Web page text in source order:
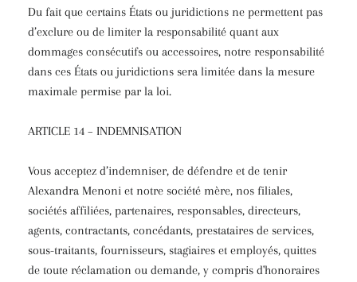
Du fait que certains États ou juridictions ne permettent pas
d’exclure ou de limiter la responsabilité quant aux
dommages consécutifs ou accessoires, notre responsabilité
dans ces États ou juridictions sera limitée dans la mesure
maximale permise par la loi.
ARTICLE 14 – INDEMNISATION
Vous acceptez d’indemniser, de défendre et de tenir
Alexandra Menoni et notre société mère, nos filiales,
sociétés affiliées, partenaires, responsables, directeurs,
agents, contractants, concédants, prestataires de services,
sous-traitants, fournisseurs, stagiaires et employés, quittes
de toute réclamation ou demande, y compris d'honoraires